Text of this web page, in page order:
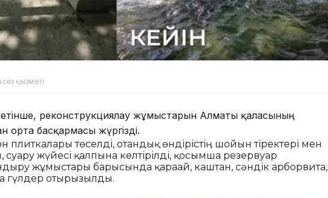
қызметі
реконструкциялау жұмыстарын Алматы қаласының
орта басқармасы жүргізді.
плиткалары төселді, отандық өндірістің шойын тіректері мен
жүйесі қалпына келтірілді, қосымша резервуар
жұмыстары барысында қарағай, каштан, сәндік арборвита,
гүлдер отырғызылды.